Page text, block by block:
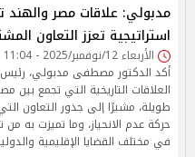
مدبولي: علاقات مصر
استراتيجية تعزز التعاون
الأربعاء 12/نوفمبر/2025 - 11:04 م
أكد الدكتور مصطفى مدبولي،
العلاقات التاريخية التي تجمع بين
طويلة، مشيرًا إلى جذور التعاون
حركة عدم الانحياز، وما تميزت به
في مختلف القضايا الإقليمية